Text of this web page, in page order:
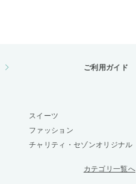
ご利用ガイド
スイーツ
ファッション
チャリティ・セゾンオリジナル
カテゴリ一覧へ